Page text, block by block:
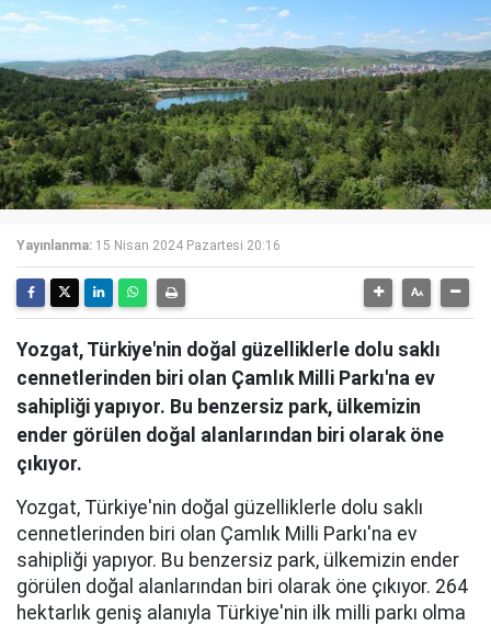
Yayınlanma: 15 Nisan 2024 Pazartesi 20:16
Yozgat, Türkiye'nin doğal güzelliklerle dolu saklı
cennetlerinden biri olan Çamlık Milli Parkı'na ev
sahipliği yapıyor. Bu benzersiz park, ülkemizin
ender görülen doğal alanlarından biri olarak öne
çıkıyor.
Yozgat, Türkiye'nin doğal güzelliklerle dolu saklı
cennetlerinden biri olan Çamlık Milli Parkı'na ev
sahipliği yapıyor. Bu benzersiz park, ülkemizin ender
görülen doğal alanlarından biri olarak öne çıkıyor. 264
hektarlık geniş alanıyla Türkiye'nin ilk milli parkı olma